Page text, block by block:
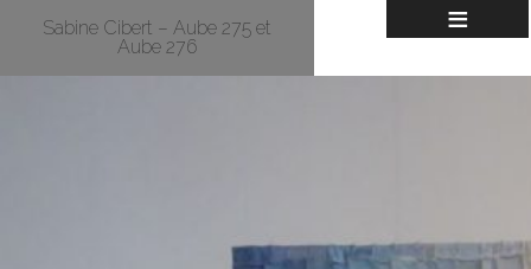
≡
Sabine Cibert – Aube 275 et
Aube 276